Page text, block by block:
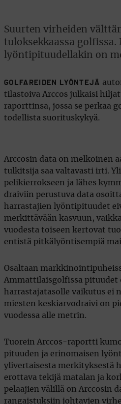
Suurten virheiden
tuloksekkaassa golfissa.
lyöntipituudellakin on
GOLFAREIDEN LYÖNTEJÄ
tilastoiva Arccos julkaisi
raporttinsa, jossa se perkaa
todellista suorituskykyä.
Arccosin data on melkoinen
tulkitsija saa valtavasti irti.
pelikierrokseen ja lähes
draiviin perustuva data
harrastajien lyöntipituudet
merkittävään kasvuun,
vuodesta toiseen kertovat
entistä pitkälyöntisempiä
Osaltaan
Ammattilaisgolfissa pituudet
harrastajatasolle vaikutus ei
miesten keskiarvodraivi on
vuodessa alle metrin.
Tuorein Arccos-raportti
pituuden ja erinomaisen
ylivertaisesta merkityksestä
erottava tekijä matalan ja
pelaajien välillä on Arccosin
rangaistuksiin johtavien